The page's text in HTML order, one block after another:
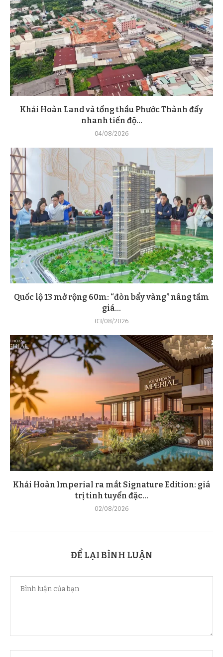
Khải Hoàn Land và tổng thầu Phước Thành đẩy
nhanh tiến độ...
04/08/2026
Quốc lộ 13 mở rộng 60m: “đòn bẩy vàng” nâng tầm
giá...
03/08/2026
Khải Hoàn Imperial ra mắt Signature Edition: giá
trị tinh tuyển đặc...
02/08/2026
ĐỂ LẠI BÌNH LUẬN